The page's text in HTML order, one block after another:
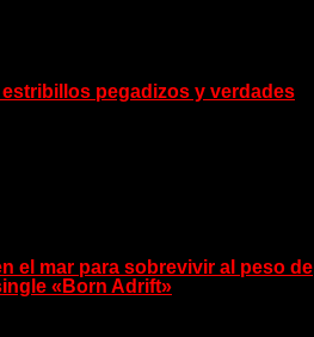
pegadizos y verdades
el mar para sobrevivir al peso de
«Born Adrift»